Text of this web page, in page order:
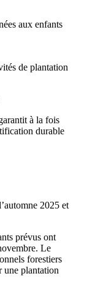
aux enfants
de plantation
à la fois
durable
2025 et
prévus ont
Le
forestiers
une plantation